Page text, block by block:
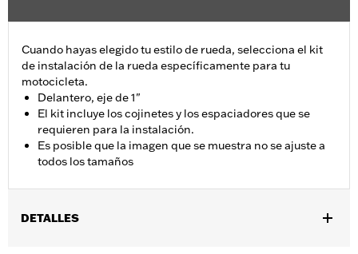
Cuando hayas elegido tu estilo de rueda, selecciona el kit
de instalación de la rueda específicamente para tu
motocicleta.
Delantero, eje de 1"
El kit incluye los cojinetes y los espaciadores que se
requieren para la instalación.
Es posible que la imagen que se muestra no se ajuste a
todos los tamaños
DETALLES